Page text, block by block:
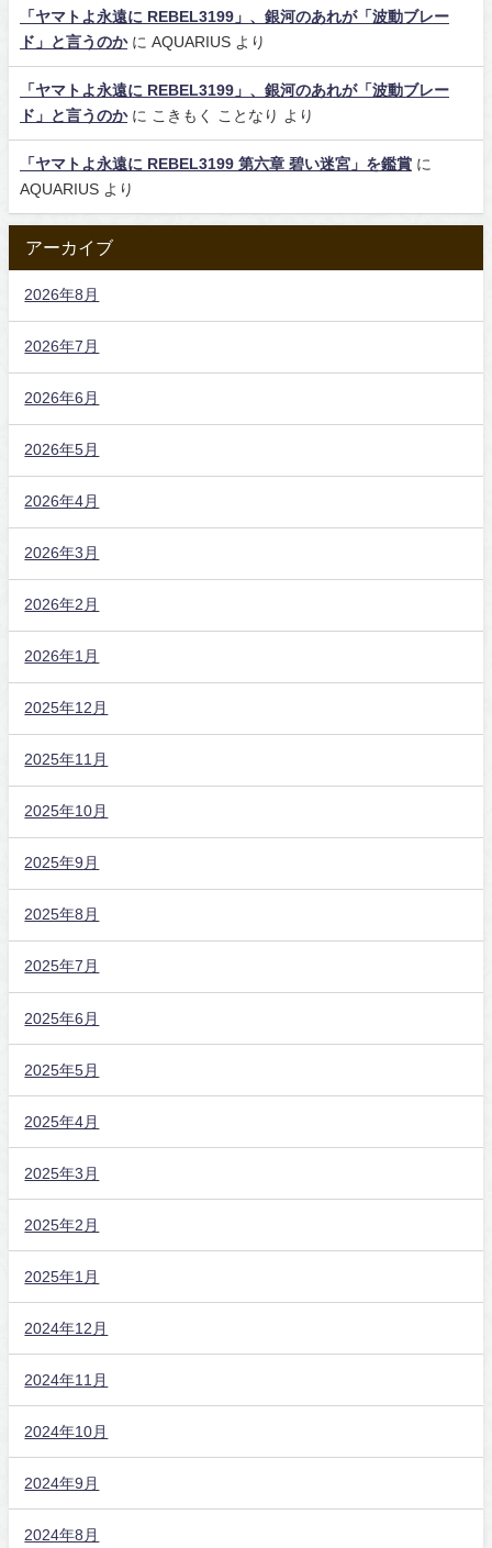
「ヤマトよ永遠に REBEL3199」、銀河のあれが「波動ブレー
ド」と言うのかに AQUARIUS より
「ヤマトよ永遠に REBEL3199」、銀河のあれが「波動ブレー
ド」と言うのかに こきもく ことなり より
「ヤマトよ永遠に REBEL3199 第六章 碧い迷宮」を鑑賞 に
AQUARIUS より
アーカイブ
2026年8月
2026年7月
2026年6月
2026年5月
2026年4月
2026年3月
2026年2月
2026年1月
2025年12月
2025年11月
2025年10月
2025年9月
2025年8月
2025年7月
2025年6月
2025年5月
2025年4月
2025年3月
2025年2月
2025年1月
2024年12月
2024年11月
2024年10月
2024年9月
2024年8月